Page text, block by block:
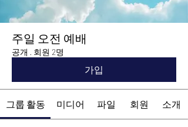
주일 오전 예배
공개 · 회원 2명
가입
그룹 활동 미디어 파일 회원 소개